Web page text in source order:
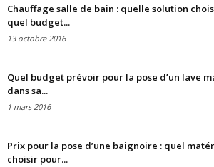
Chauffage salle de bain : quelle solution
quel budget...
13 octobre 2016
Quel budget prévoir pour la pose d’un lave
dans sa...
1 mars 2016
Prix pour la pose d’une baignoire : quel
choisir pour...